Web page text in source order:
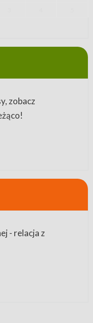
zobacz
- relacja z